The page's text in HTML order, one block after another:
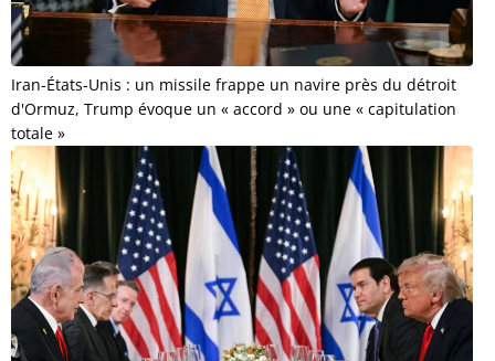
Iran-États-Unis : un missile frappe un navire près du détroit
d'Ormuz, Trump évoque un « accord » ou une « capitulation
totale »